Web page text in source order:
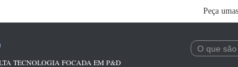
Peça
FOCADA EM P&D E APLICAÇÃO DE TECNOLOGIA